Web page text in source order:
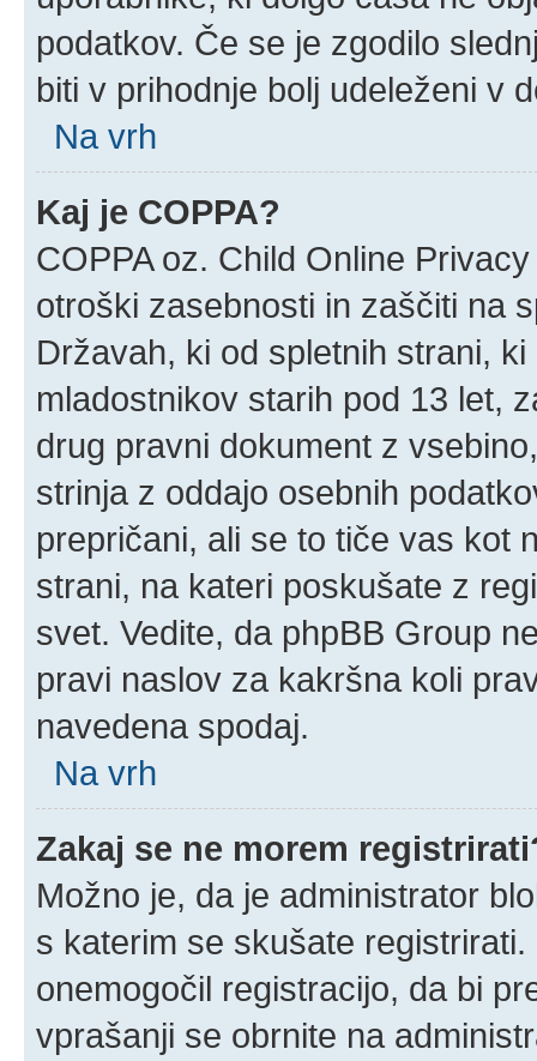
podatkov. Če se je zgodilo
biti v prihodnje bolj udeleženi v
Na vrh
Kaj je COPPA?
COPPA oz. Child Online
otroški zasebnosti in zaščiti na
Državah, ki od spletnih strani,
mladostnikov starih pod 13 let,
drug pravni dokument z
strinja z oddajo osebnih
prepričani, ali se to tiče vas kot
strani, na kateri poskušate z
svet. Vedite, da phpBB Group
pravi naslov za kakršna koli
navedena spodaj.
Na vrh
Zakaj se ne morem
Možno je, da je administrator
s katerim se skušate
onemogočil registracijo, da bi
vprašanji se obrnite na